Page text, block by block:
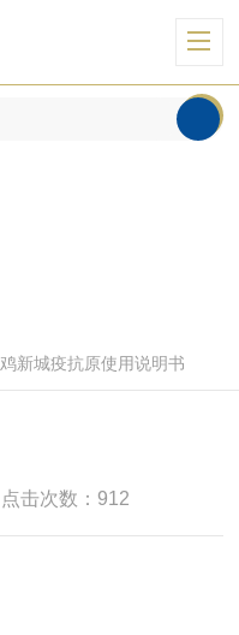
鸡新城疫抗原使用说明书
点击次数：912